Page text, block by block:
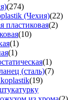
(274)
(Чехия)(22)
пластиковая(2)
(10)
(1)
(1)
(1)
(сталь)(7)
(19)